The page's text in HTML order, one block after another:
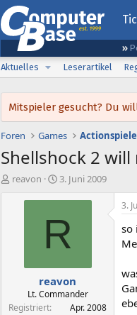
Aktuelles
Leserartikel
Mitspieler gesucht? Du
Foren Games Actionspiele
Shellshock 2
E
reavon
E
s
l
t
a
m
3. Juni 2009
R
reavon
Lt. Commander
Registriert
Apr. 2008
3.
so